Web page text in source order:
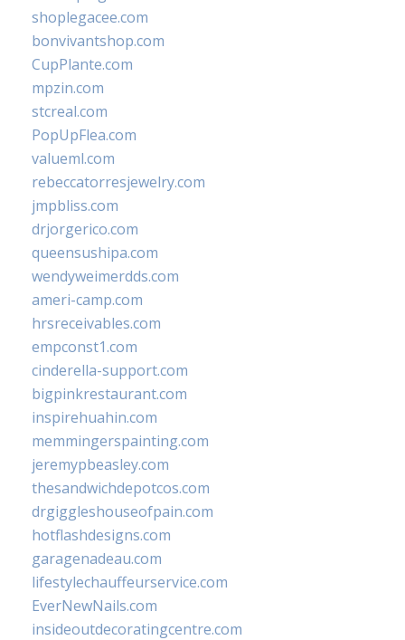
shoplegacee.com
bonvivantshop.com
CupPlante.com
mpzin.com
stcreal.com
PopUpFlea.com
valueml.com
rebeccatorresjewelry.com
jmpbliss.com
drjorgerico.com
queensushipa.com
wendyweimerdds.com
ameri-camp.com
hrsreceivables.com
empconst1.com
cinderella-support.com
bigpinkrestaurant.com
inspirehuahin.com
memmingerspainting.com
jeremypbeasley.com
thesandwichdepotcos.com
drgiggleshouseofpain.com
hotflashdesigns.com
garagenadeau.com
lifestylechauffeurservice.com
EverNewNails.com
insideoutdecoratingcentre.com